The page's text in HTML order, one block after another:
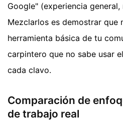
Google" (experiencia
Mezclarlos es demostrar que
herramienta básica de tu
carpintero que no sabe usar
cada clavo.
Comparación de
de trabajo real